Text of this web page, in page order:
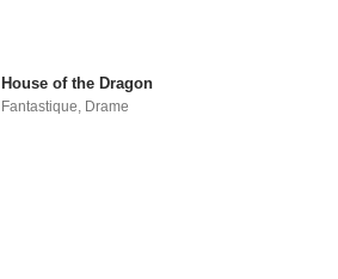
House of the Dragon
Fantastique Drame